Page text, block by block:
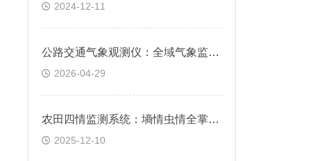
2024-12-11
公路交通气象观测仪：全域气象监测，精准捕捉路况环境变化
2026-04-29
农田四情监测系统：墒情虫情全掌握，种植难题怎会愁?
2025-12-10